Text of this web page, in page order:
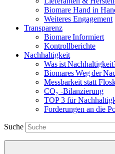
Biomare Hand in
Weiteres Engagement
Transparenz
Biomare Informiert
Kontrollberichte
Nachhaltigkeit
Was ist
Biomares Weg der
Messbarkeit statt
CO₂ -Bilanzierung
TOP 3 für
Forderungen an die
Suche